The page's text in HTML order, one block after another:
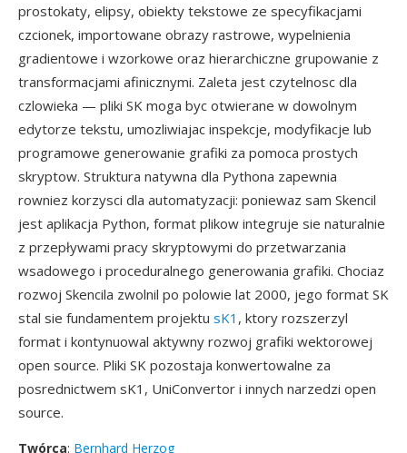
prostokaty, elipsy, obiekty tekstowe ze specyfikacjami
czcionek, importowane obrazy rastrowe, wypelnienia
gradientowe i wzorkowe oraz hierarchiczne grupowanie z
transformacjami afinicznymi. Zaleta jest czytelnosc dla
czlowieka — pliki SK moga byc otwierane w dowolnym
edytorze tekstu, umozliwiajac inspekcje, modyfikacje lub
programowe generowanie grafiki za pomoca prostych
skryptow. Struktura natywna dla Pythona zapewnia
rowniez korzysci dla automatyzacji: poniewaz sam Skencil
jest aplikacja Python, format plikow integruje sie naturalnie
z przepływami pracy skryptowymi do przetwarzania
wsadowego i proceduralnego generowania grafiki. Chociaz
rozwoj Skencila zwolnil po polowie lat 2000, jego format SK
stal sie fundamentem projektu sK1 , ktory rozszerzyl
format i kontynuowal aktywny rozwoj grafiki wektorowej
open source. Pliki SK pozostaja konwertowalne za
posrednictwem sK1, UniConvertor i innych narzedzi open
source.
Twórca: Bernhard Herzog